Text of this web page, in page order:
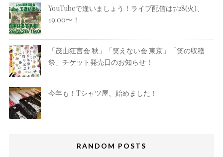
YouTubeで逢いましょう！ライブ配信は7/28(火)、
19:00〜！
「茂山狂言会 秋」「笑えない会 東京」「笑の収穫
祭」チケット発売日のお知らせ！
今年も！Tシャツ屋、始めました！
RANDOM POSTS